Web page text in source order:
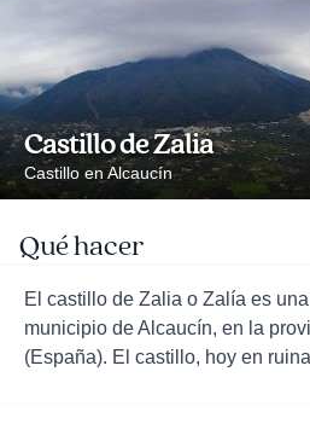
Castillo de Zalia
Castillo en Alcaucín
Qué hacer
El castillo de Zalia o Zalía es
municipio de Alcaucín, en la
(España). El castillo, hoy en